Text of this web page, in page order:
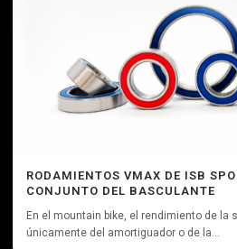
RODAMIENTOS VMAX DE ISB
CONJUNTO DEL BASCULANTE
En el mountain bike, el rendimiento de la
únicamente del amortiguador o de la...